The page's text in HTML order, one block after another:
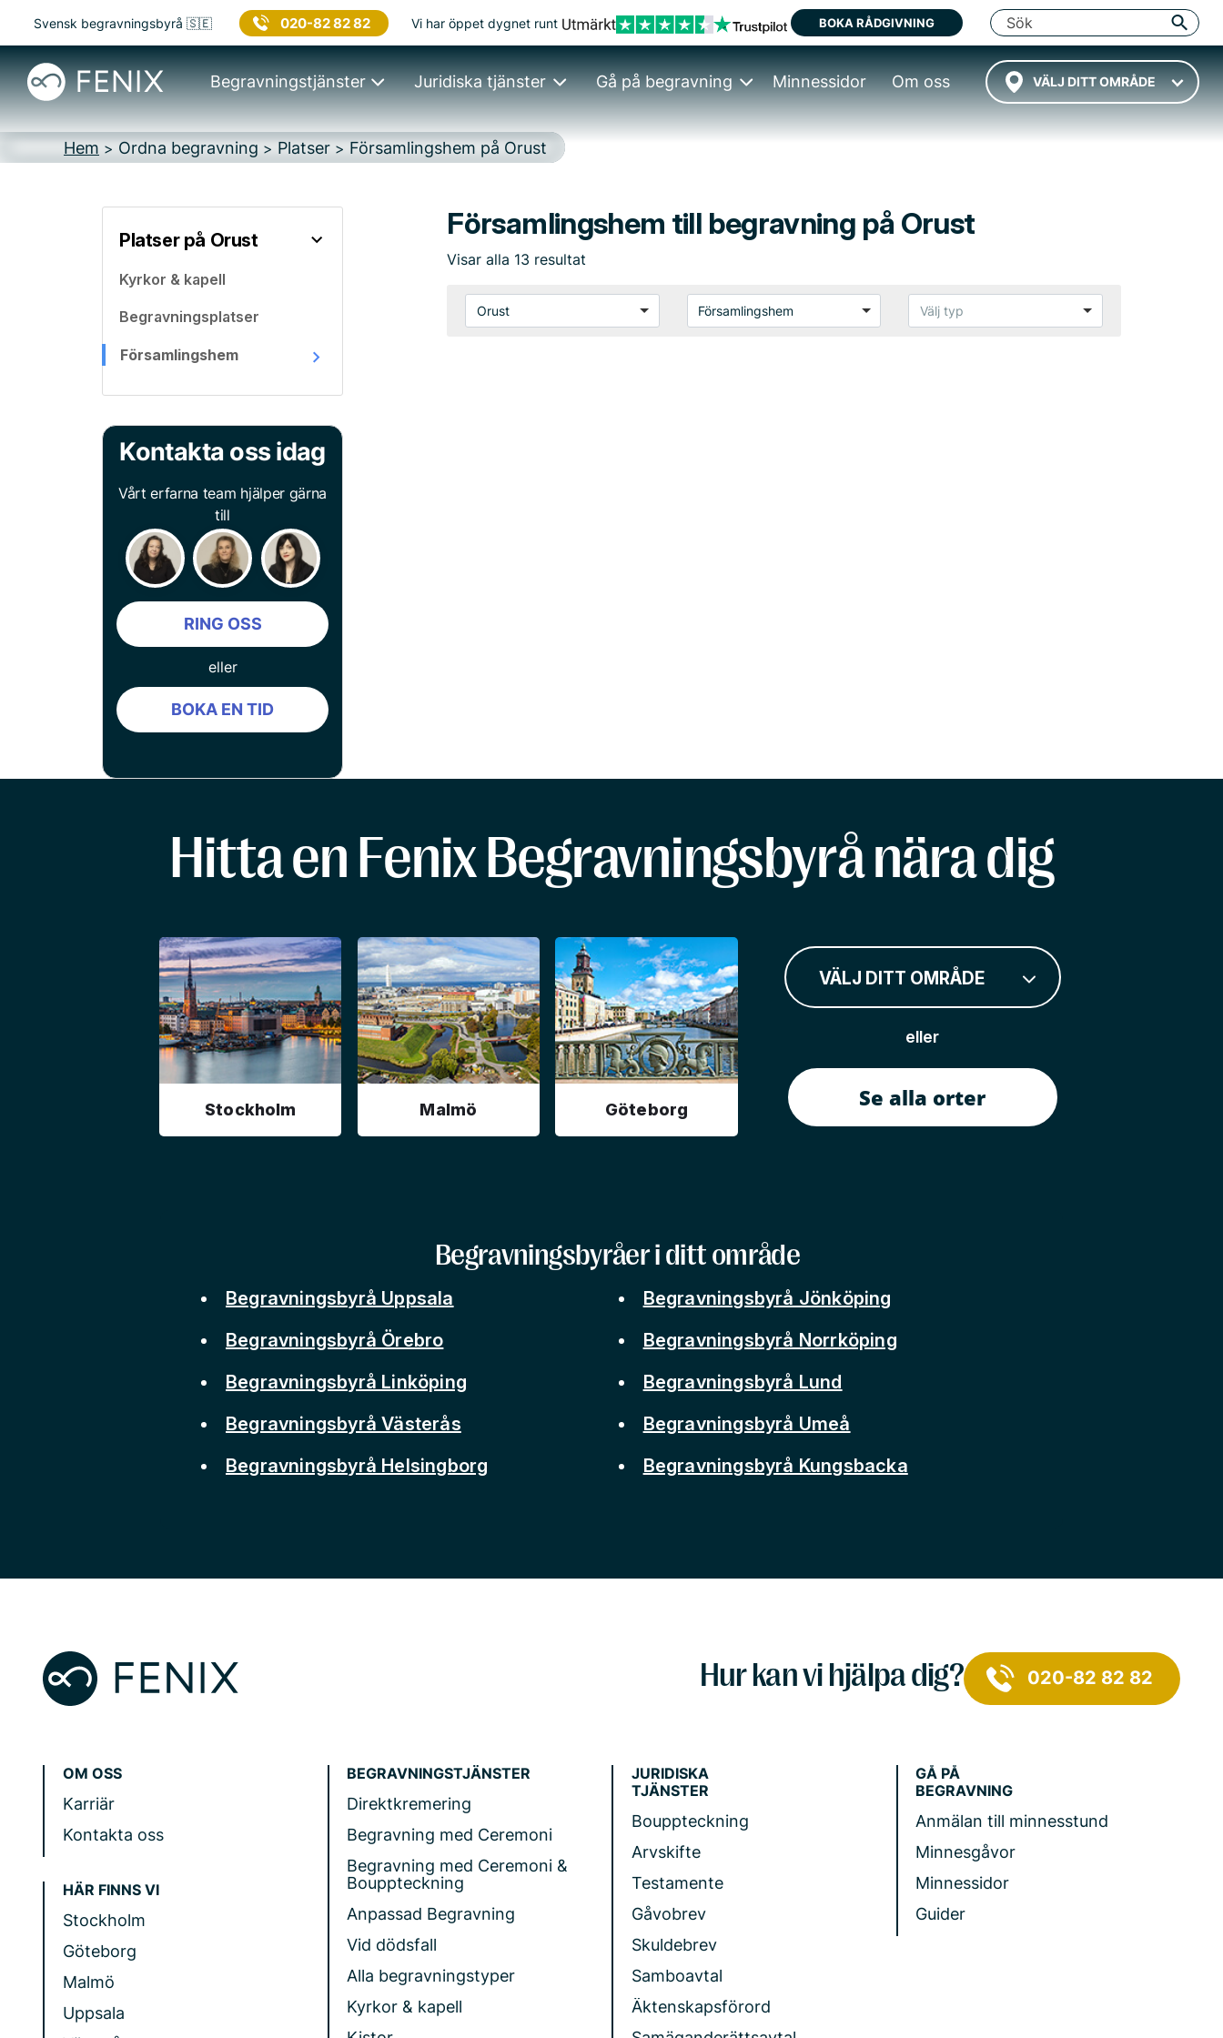
Svensk begravningsbyrå 🇸🇪 020-82 82 82 Vi har öppet dygnet runt BOKA RÅDGIVNING
VÄLJ DITT OMRÅDE
Begravningstjänster Juridiska tjänster Gå på begravning Minnessidor Om oss
Hem > Ordna begravning > Platser > Församlingshem på Orust
Platser på Orust
Kyrkor & kapell
Begravningsplatser
Församlingshem
Kontakta oss idag
Vårt erfarna team hjälper gärna
till
RING OSS
eller
BOKA EN TID
Församlingshem till begravning på Orust
Visar alla 13 resultat
Orust Församlingshem Välj typ
Hitta en Fenix Begravningsbyrå nära dig
Stockholm Malmö Göteborg
VÄLJ DITT OMRÅDE
eller
Se alla orter
Begravningsbyråer i ditt område
Begravningsbyrå Uppsala
Begravningsbyrå Örebro
Begravningsbyrå Linköping
Begravningsbyrå Västerås
Begravningsbyrå Helsingborg
Begravningsbyrå Jönköping
Begravningsbyrå Norrköping
Begravningsbyrå Lund
Begravningsbyrå Umeå
Begravningsbyrå Kungsbacka
Hur kan vi hjälpa dig? 020-82 82 82
OM OSS
Karriär
Kontakta oss
HÄR FINNS VI
Stockholm
Göteborg
Malmö
Uppsala
BEGRAVNINGSTJÄNSTER
Direktkremering
Begravning med Ceremoni
Begravning med Ceremoni &
Bouppteckning
Anpassad Begravning
Vid dödsfall
Alla begravningstyper
Kyrkor & kapell
JURIDISKA
TJÄNSTER
Bouppteckning
Arvskifte
Testamente
Gåvobrev
Skuldebrev
Samboavtal
Äktenskapsförord
GÅ PÅ
BEGRAVNING
Anmälan till minnesstund
Minnesgåvor
Minnessidor
Guider